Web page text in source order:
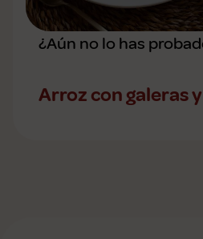
¿Aún no lo has
Arroz con galeras